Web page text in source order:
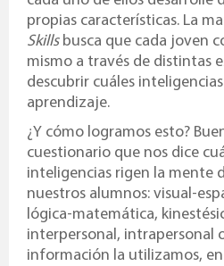
propias características. La
Skillsbusca que cada joven
mismo a través de distintas
descubrir cuáles
aprendizaje.
¿Y cómo logramos esto?
cuestionario que nos dice
inteligencias rigen la mente
nuestros alumnos: visual-
lógica-matemática,
interpersonal, intrapersonal
información la utilizamos,